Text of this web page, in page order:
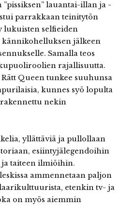
lauantai-illan ja -
parrakkaan teinitytön
lukuisten selfieiden
jälkeen
Samalla teos
rajallisuutta.
Queen tunkee suuhunsa
kunnes syö lopulta
nekin
yllättäviä ja pullollaan
esiintyjälegendoihin
taiteen ilmiöihin.
ammennetaan paljon
etenkin tv- ja
on myös aiemmin